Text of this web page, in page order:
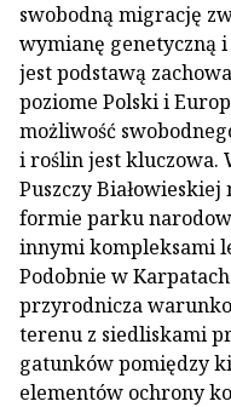
swobodną migrację
wymianę genetyczną
jest podstawą
poziome Polski i
możliwość
i roślin jest kluczowa.
Puszczy
formie parku
innymi kompleksami
Podobnie w
przyrodnicza
terenu z siedliskami
gatunków pomiędzy
elementów ochrony